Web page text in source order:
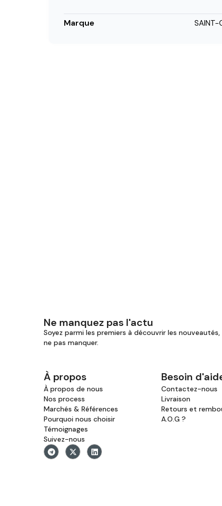
Marque SAINT-
Ne manquez pas l'actu
Soyez parmi les premiers à découvrir les
ne pas manquer.
À propos
À propos de nous
Nos process
Marchés & Références
Pourquoi nous choisir
Témoignages
Suivez-nous
Besoin
Contactez-nous
Livraison
Retours et
A.O.G ?